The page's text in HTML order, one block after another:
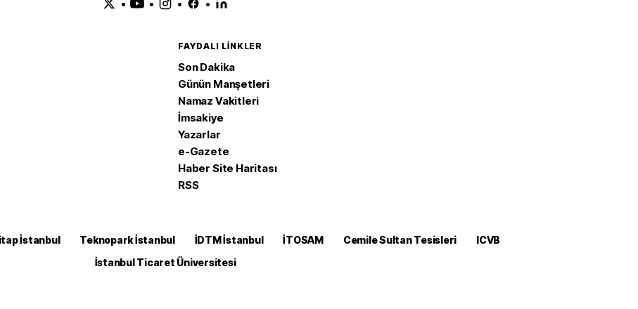
• • • •
FAYDALI LINKLER
Son Dakika
Günün Manşetleri
Namaz Vakitleri
İmsakiye
Yazarlar
e-Gazete
Haber Site Haritası
RSS
İstanbul Teknopark İstanbul İDTM İstanbul İTOSAM Cemile Sultan Tesisleri
ICVB
İstanbul Ticaret Üniversitesi